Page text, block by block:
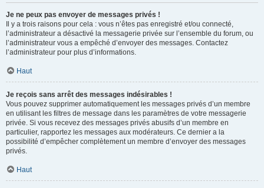
Je ne peux pas envoyer de messages privés !
Il y a trois raisons pour cela : vous n’êtes pas enregistré et/ou connecté,
l’administrateur a désactivé la messagerie privée sur l’ensemble du forum, ou
l’administrateur vous a empêché d’envoyer des messages. Contactez
l’administrateur pour plus d’informations.
Haut
Je reçois sans arrêt des messages indésirables !
Vous pouvez supprimer automatiquement les messages privés d’un membre
en utilisant les filtres de message dans les paramètres de votre messagerie
privée. Si vous recevez des messages privés abusifs d’un membre en
particulier, rapportez les messages aux modérateurs. Ce dernier a la
possibilité d’empêcher complètement un membre d’envoyer des messages
privés.
Haut